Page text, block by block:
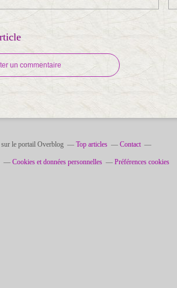
un commentaire
le portail Overblog Top articles Contact
Cookies et données personnelles Préférences cookies